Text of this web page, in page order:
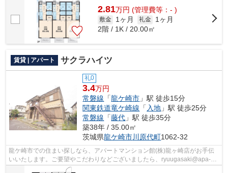
2.81万円 (管理費等：- )
敷金 1ヶ月 礼金
1ヶ月
2階 / 1K / 20.00㎡
賃貸 | アパート サクラハイツ
礼0
3.4万円
常磐線 「龍ケ崎市 」駅 徒歩15分
関東鉄道竜ケ崎線 「 入地 」駅 徒歩25分
常磐線 「藤代 」駅 徒歩35分
築38年 / 35.00㎡
茨城県龍ケ崎市川原代町1062-32
龍ケ崎市での住まい探しなら、アパートマンション館(株)龍ヶ崎店がお手伝
いいたします。ご要望やこだわりなどございましたら、ryuugasaki@apa-
to.co.jpにてお申し付け下さい。お部屋探...